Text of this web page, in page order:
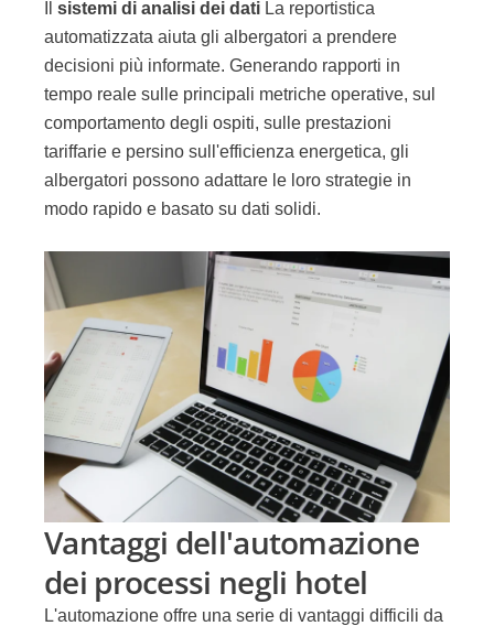
sistemi di analisi dei dati La reportistica
automatizzata aiuta gli albergatori a prendere
decisioni più informate. Generando rapporti in
tempo reale sulle principali metriche operative, sul
comportamento degli ospiti, sulle prestazioni
tariffarie e persino sull'efficienza energetica, gli
albergatori possono adattare le loro strategie in
modo rapido e basato su dati solidi.
Vantaggi dell'automazione
dei processi negli hotel
L'automazione offre una serie di vantaggi difficili da